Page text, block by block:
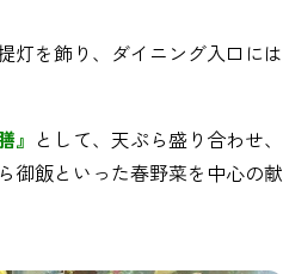
灯を飾り、ダイニング入口には
』 として、天ぷら盛り合わせ、
御飯といった春野菜を中心の献